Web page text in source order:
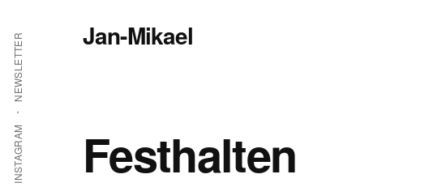
springen
Additional
menu
INSTAGRAM
NEWSLETTER Jan-Mikael
Festhalten